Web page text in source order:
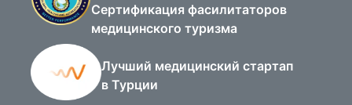
Сертификация фасилитаторов
медицинского туризма
Лучший медицинский стартап
в Турции